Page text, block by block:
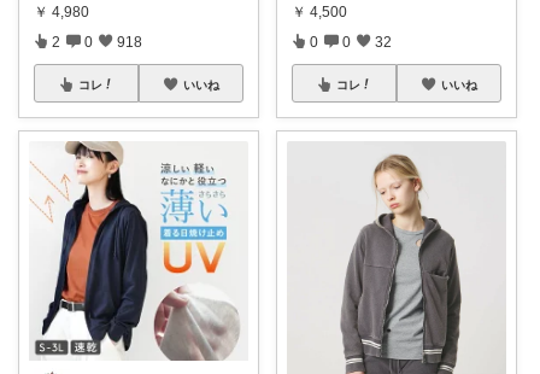
￥ 4,980
2 0 918
コレ いいね
￥ 4,500
0 0 32
コレ いいね